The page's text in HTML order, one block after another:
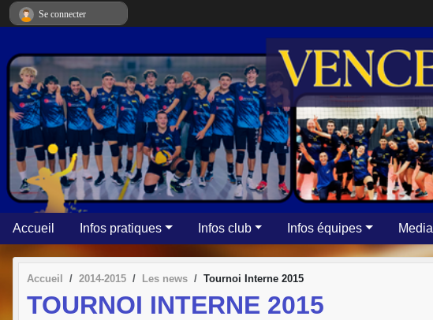
Accueil Infos pratiques Infos club Infos équipes Media
Accueil 2014-2015 Les news Tournoi Interne 2015
TOURNOI INTERNE 2015
Se connecter
Panneau de gestion des cookies